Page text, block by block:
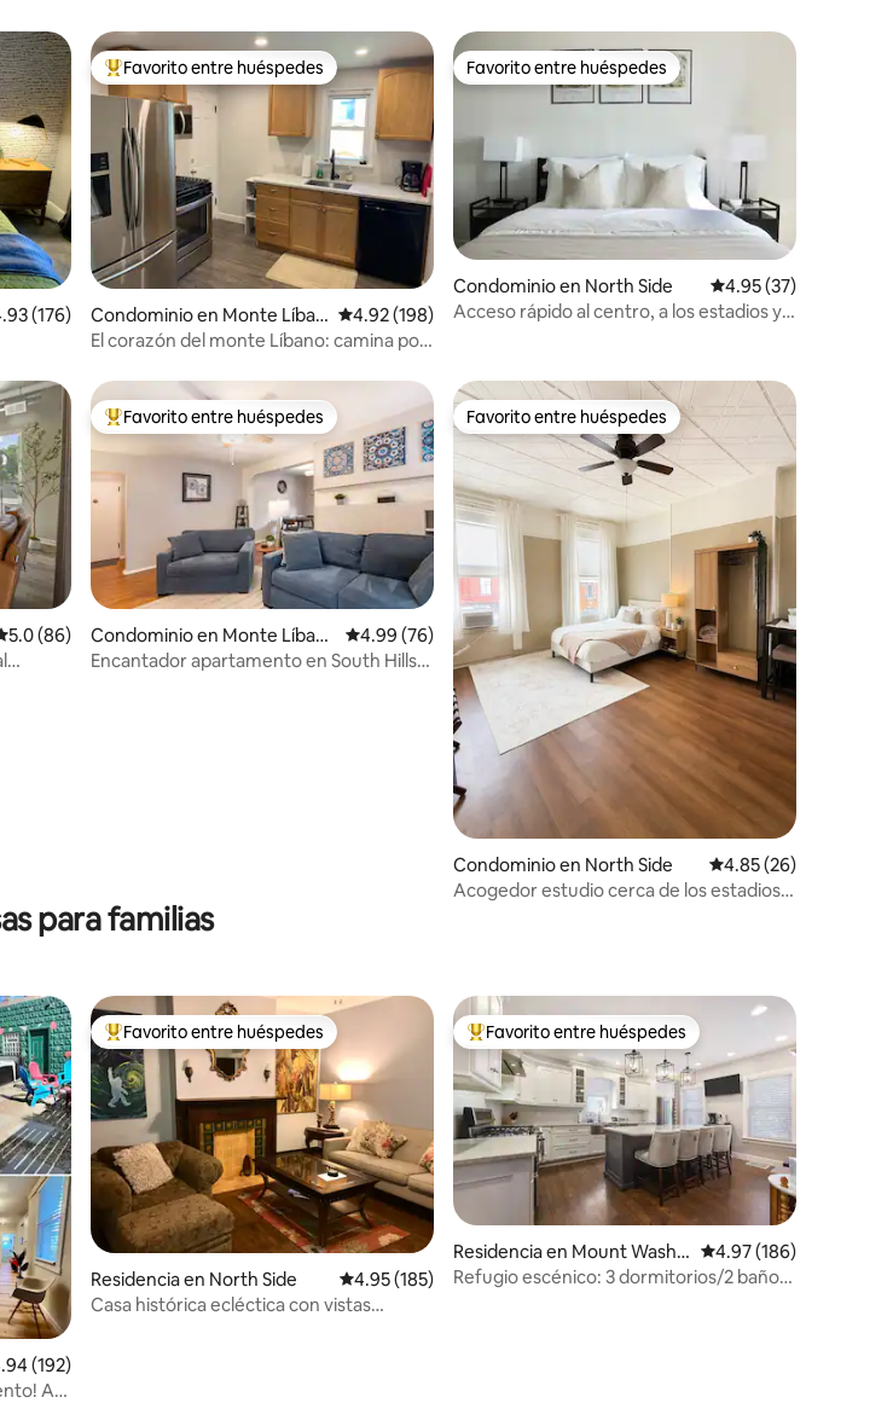
promedio: 4.93 de 5; 176 evaluaciones
(176)
De los mejores en Favorito entre huéspedes
Favorito entre huéspedes
Condominio en Monte Líban
o
Calificación promedio: 4.92 de 5; 198 evaluaciones
4.92 (198)
El corazón del monte Líbano: camina por
ciudad.
Favorito entre huéspedes
Favorito entre huéspedes
Condominio en North Side Calificación
4.95 (37)
Acceso rápido al centro, a los estadios y a
promedio: 5.0 de 5; 86 evaluaciones
5.0 (86)
De los mejores en Favorito entre huéspedes
Favorito entre huéspedes
Condominio en Monte Líban
o
Calificación promedio: 4.99 de 5; 76 evaluaciones
4.99 (76)
Encantador apartamento en South Hills
Favorito entre huéspedes
Favorito entre huéspedes
Condominio en North Side Calificación
4.85 (26)
Acogedor estudio cerca de los estadios,
para familias
promedio: 4.94 de 5; 192 evaluaciones
(192)
A
De los mejores en Favorito entre huéspedes
Favorito entre huéspedes
Residencia en North Side Calificación promedio: 4.95 de 5; 185 evaluaciones
4.95 (185)
Casa histórica ecléctica con vistas
De los mejores en Favorito entre huéspedes
Favorito entre huéspedes
Residencia en Mount Washin
gton
Calificación promedio:
4.97 (186)
Refugio escénico: 3 dormitorios/2 baños